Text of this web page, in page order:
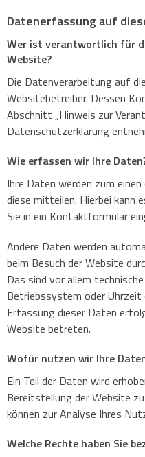
Schlepper
Handhubwagen
Gesamtübersicht
Elektrostapler 18-
Dieselstapler 60-
Vor-Ort-Service
Transporte
Reifenservice
Batterieservice &
Ersatzteile
Fahrerschulung
Datenerfassung auf
Wer ist verantwortlich für
Website?
Die Datenverarbeitung auf
Websitebetreiber. Dessen
Abschnitt „Hinweis zur
Datenschutzerklärung
Wie erfassen wir Ihre
Ihre Daten werden zum
diese mitteilen. Hierbei kann
Sie in ein Kontaktformular
Andere Daten werden
beim Besuch der Website
Das sind vor allem
Betriebssystem oder
Erfassung dieser Daten
Website betreten.
Wofür nutzen wir Ihre
Ein Teil der Daten wird
Bereitstellung der Website
können zur Analyse Ihres
Welche Rechte haben Sie